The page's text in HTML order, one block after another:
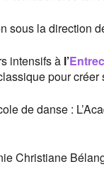
sous la direction
intensifs à l’
pour
de danse :
Christiane